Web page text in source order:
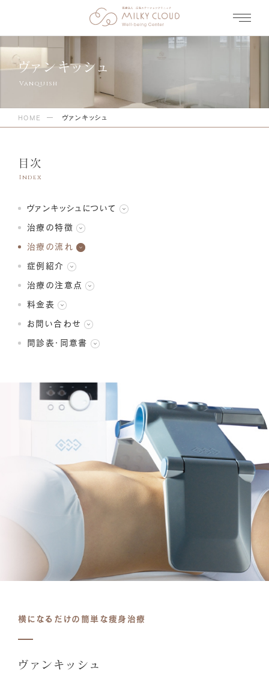
ヴァンキッシュ
HOME ヴァンキッシュ
目次
ヴァンキッシュについて
治療の特徴
治療の流れ
症例紹介
治療の注意点
料金表
お問い合わせ
問診表・同意書
横になるだけの簡単な痩身治療
ヴァンキッシュ